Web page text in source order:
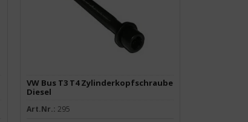
VW Bus T3 T4 Zylinderkopfschraube
Diesel
Art.Nr.: 295